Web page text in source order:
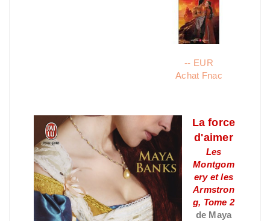
-- EUR
Achat Fnac
La force
d'aimer
Les
Montgom
ery et les
Armstron
g, Tome 2
de Maya